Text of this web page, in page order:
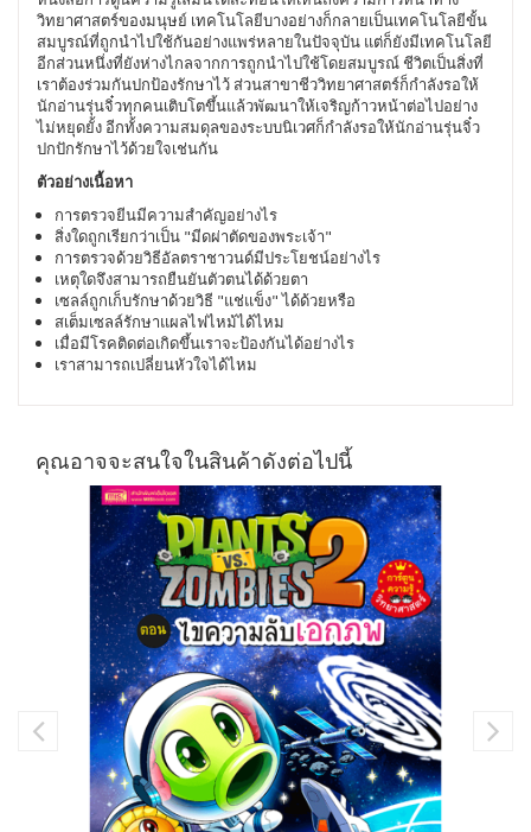
วิทยาศาสตร์ของมนุษย์ เทคโนโลยีบางอย่างก็กลายเป็นเทคโนโลยีขั้น
สมบูรณ์ที่ถูกนำไปใช้กันอย่างแพร่หลายในปัจจุบัน แต่ก็ยังมีเทคโนโลยี
อีกส่วนหนึ่งที่ยังห่างไกลจากการถูกนำไปใช้โดยสมบูรณ์ ชีวิตเป็นสิ่งที่
เราต้องร่วมกันปกป้องรักษาไว้ ส่วนสาขาชีววิทยาศาสตร์ก็กำลังรอให้
นักอ่านรุ่นจิ๋วทุกคนเติบโตขึ้นแล้วพัฒนาให้เจริญก้าวหน้าต่อไปอย่าง
ไม่หยุดยั้ง อีกทั้งความสมดุลของระบบนิเวศก็กำลังรอให้นักอ่านรุ่นจิ๋ว
ปกปักรักษาไว้ด้วยใจเช่นกัน
ตัวอย่างเนื้อหา
การตรวจยีนมีความสำคัญอย่างไร
สิ่งใดถูกเรียกว่าเป็น "มีดผ่าตัดของพระเจ้า"
การตรวจด้วยวิธีอัลตราชาวนด์มีประโยชน์อย่างไร
เหตุใดจึงสามารถยืนยันตัวตนได้ด้วยตา
เซลล์ถูกเก็บรักษาด้วยวิธี "แช่แข็ง" ได้ด้วยหรือ
สเต็มเซลล์รักษาแผลไฟไหม้ได้ไหม
เมื่อมีโรคติดต่อเกิดขึ้นเราจะป้องกันได้อย่างไร
เราสามารถเปลี่ยนหัวใจได้ไหม
คุณอาจจะสนใจในสินค้าดังต่อไปนี้